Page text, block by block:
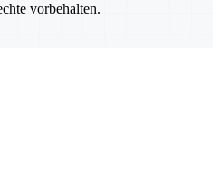
vorbehalten.